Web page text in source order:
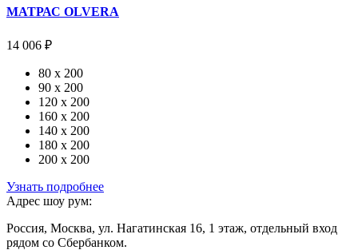
МАТРАС OLVERA
14 006 ₽
80 x 200
90 x 200
120 x 200
160 x 200
140 x 200
180 x 200
200 x 200
Узнать подробнее
Адрес шоу рум:
Россия, Москва, ул. Нагатинская 16, 1 этаж, отдельный вход
рядом со Сбербанком.